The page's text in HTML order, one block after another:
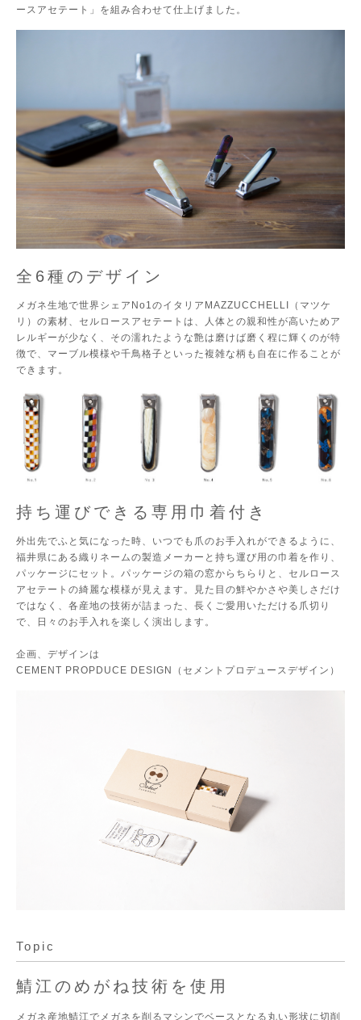
ースアセテート」を組み合わせて仕上げました。
全6種のデザイン
メガネ生地で世界シェアNo1のイタリアMAZZUCCHELLI（マツケ
リ）の素材、セルロースアセテートは、人体との親和性が高いためア
レルギーが少なく、その濡れたような艶は磨けば磨く程に輝くのが特
徴で、マーブル模様や千鳥格子といった複雑な柄も自在に作ることが
できます。
持ち運びできる専用巾着付き
外出先でふと気になった時、いつでも爪のお手入れができるように、
福井県にある織りネームの製造メーカーと持ち運び用の巾着を作り、
パッケージにセット。パッケージの箱の窓からちらりと、セルロース
アセテートの綺麗な模様が見えます。見た目の鮮やかさや美しさだけ
ではなく、各産地の技術が詰まった、長くご愛用いただける爪切り
で、日々のお手入れを楽しく演出します。
企画、デザインは
CEMENT PROPDUCE DESIGN（セメントプロデュースデザイン）
Topic
鯖江のめがね技術を使用
メガネ産地鯖江でメガネを削るマシンでベースとなる丸い形状に切削